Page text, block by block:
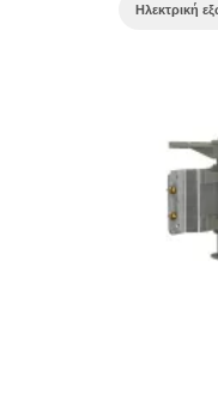
Ηλεκτρική